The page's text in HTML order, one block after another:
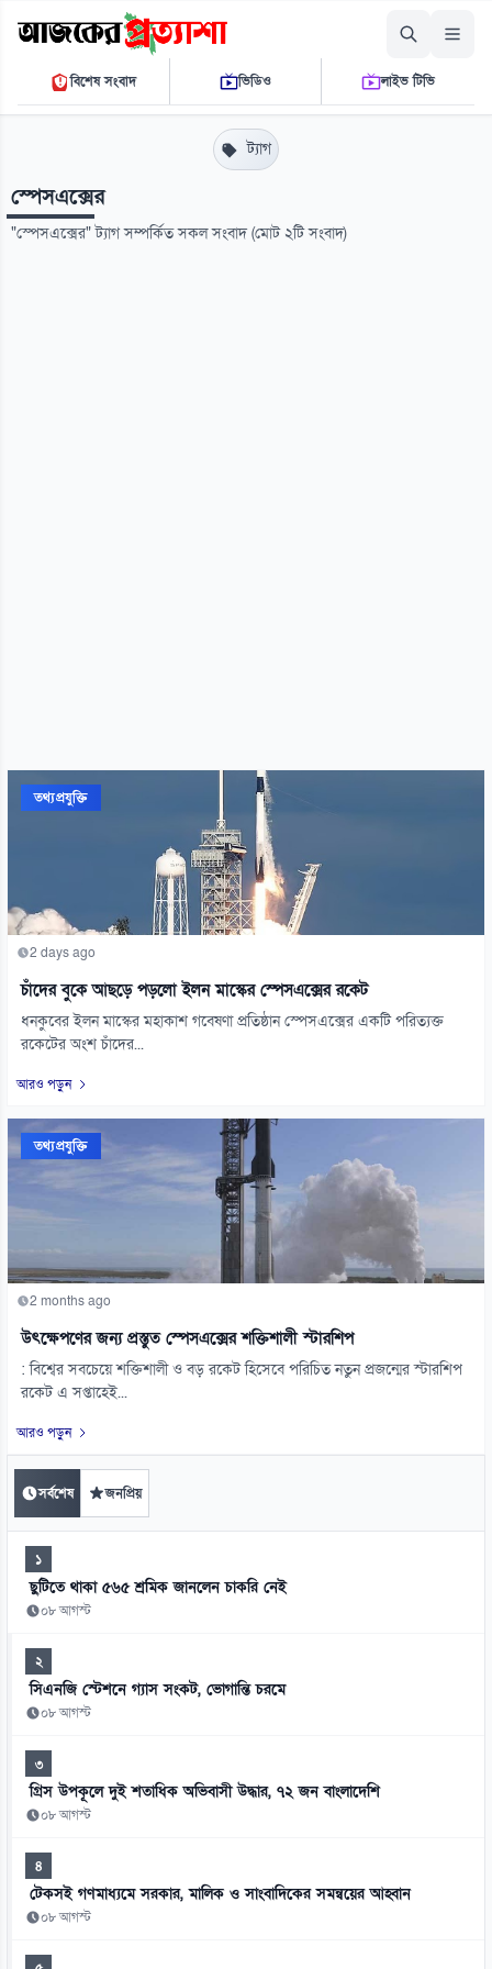
শনিবার, ০৮ আগস্ট ২০২৬
০৮:২৯:৩০ পি.এম.THE DAILY AJKER PROTTASHA
বিশেষ সংবাদ ভিডিও লাইভ টিভি
ট্যাগ
স্পেসএক্সের
"স্পেসএক্সের" ট্যাগ সম্পর্কিত সকল সংবাদ (মোট ২টি সংবাদ)
তথ্যপ্রযুক্তি
2 days ago
চাঁদের বুকে আছড়ে পড়লো ইলন মাস্কের স্পেসএক্সের রকেট
ধনকুবের ইলন মাস্কের মহাকাশ গবেষণা প্রতিষ্ঠান স্পেসএক্সের একটি পরিত্যক্ত
রকেটের অংশ চাঁদের...
আরও পড়ুন
তথ্যপ্রযুক্তি
2 months ago
উৎক্ষেপণের জন্য প্রস্তুত স্পেসএক্সের শক্তিশালী স্টারশিপ
: বিশ্বের সবচেয়ে শক্তিশালী ও বড় রকেট হিসেবে পরিচিত নতুন প্রজন্মের স্টারশিপ
রকেট এ সপ্তাহেই...
আরও পড়ুন
সর্বশেষ জনপ্রিয়
১
ছুটিতে থাকা ৫৬৫ শ্রমিক জানলেন চাকরি নেই
০৮ আগস্ট
২
সিএনজি স্টেশনে গ্যাস সংকট, ভোগান্তি চরমে
০৮ আগস্ট
৩
গ্রিস উপকূলে দুই শতাধিক অভিবাসী উদ্ধার, ৭২ জন বাংলাদেশি
০৮ আগস্ট
৪
টেকসই গণমাধ্যমে সরকার, মালিক ও সাংবাদিকের সমন্বয়ের আহ্বান
০৮ আগস্ট